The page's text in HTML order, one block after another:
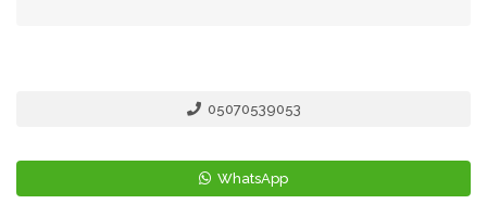
05070539053
WhatsApp